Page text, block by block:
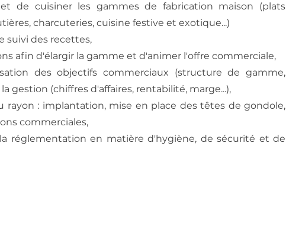
de cuisiner les gammes de fabrication maison (plats
charcuteries, cuisine festive et exotique...)
suivi des recettes,
afin d'élargir la gamme et d'animer l'offre commerciale,
des objectifs commerciaux (structure de gamme,
gestion (chiffres d'affaires, rentabilité, marge...),
rayon : implantation, mise en place des têtes de gondole,
commerciales,
réglementation en matière d'hygiène, de sécurité et de